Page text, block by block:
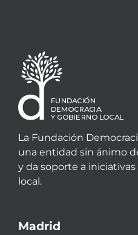
La Fundación
una entidad sin ánimo
y da soporte a
local.
Madrid